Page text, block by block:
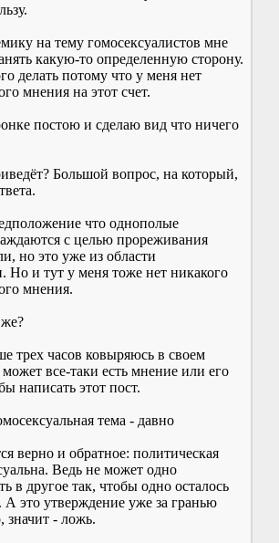
на тему гомосексуалистов мне
какую-то определенную сторону.
делать потому что у меня нет
мнения на этот счет.
постою и сделаю вид что ничего
Большой вопрос, на который,
что однополые
с целью прореживания
но это уже из области
Но и тут у меня тоже нет никакого
мнения.
трех часов ковыряюсь в своем
все-таки есть мнение или его
написать этот пост.
тема - давно
верно и обратное: политическая
Ведь не может одно
в другое так, чтобы одно осталось
А это утверждение уже за гранью
значит - ложь.